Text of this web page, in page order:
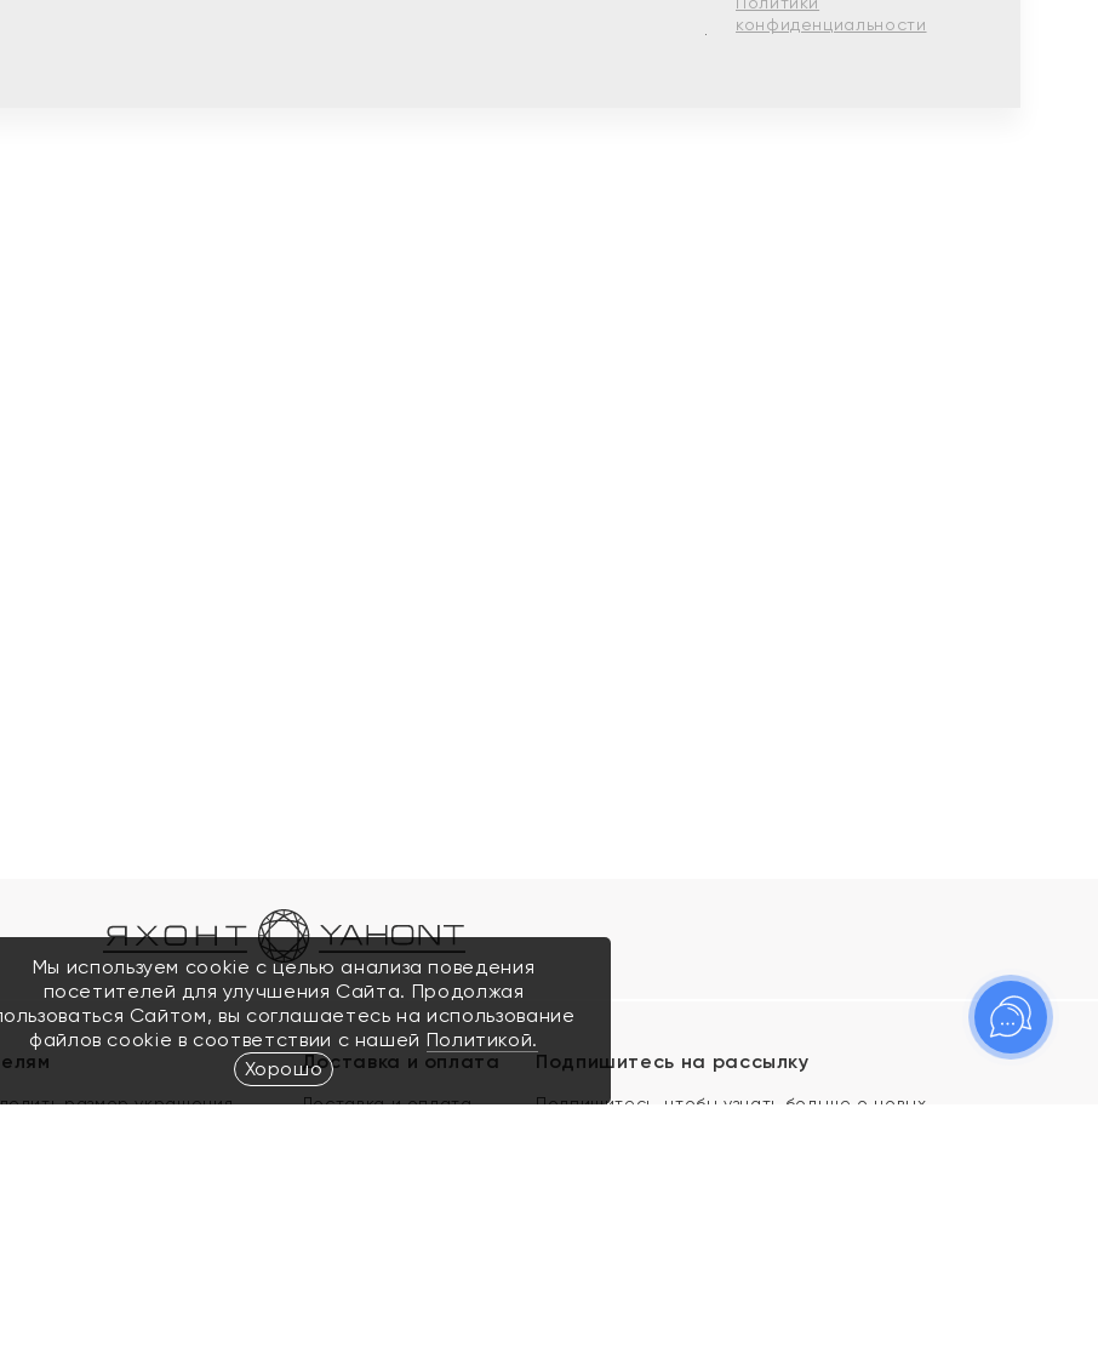
конфиденциальности
размер украшения
Доставка и оплата
Доставка и оплата
Подпишитесь на рассылку
Подпишитесь, чтобы узнать больше о новых
Мы используем cookie с целью анализа поведения
посетителей для улучшения Сайта. Продолжая
Сайтом, вы соглашаетесь на использование
файлов cookie в соответствии с нашей Политикой.
Хорошо